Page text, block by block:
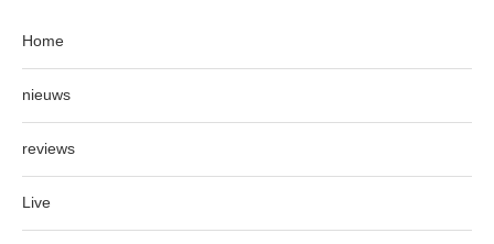
Home
nieuws
reviews
Live